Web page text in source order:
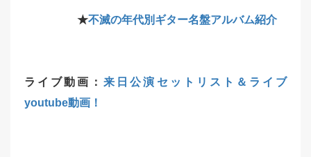
★不滅の年代別ギター名盤アルバム紹介
ライブ動画：来日公演セットリスト＆ライブ
youtube動画！